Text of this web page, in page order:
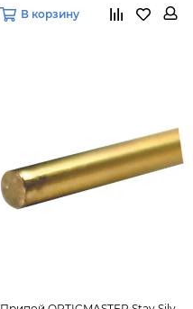
В корзину